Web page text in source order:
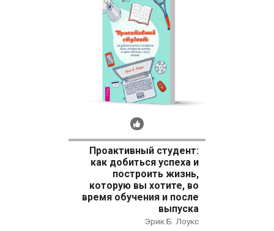
Рекомендуем
Проактивный студент:
как добиться успеха и
построить жизнь,
которую вы хотите, во
время обучения и после
выпуска
Эрик Б. Лоукс